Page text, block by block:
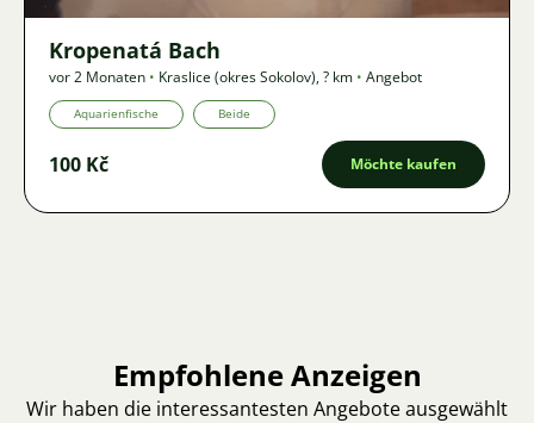
Kropenatá Bach
vor 2 Monaten • Kraslice (okres Sokolov),? km • Angebot
Aquarienfische Beide
100 Kč Möchte kaufen
Empfohlene Anzeigen
Wir haben die interessantesten Angebote ausgewählt